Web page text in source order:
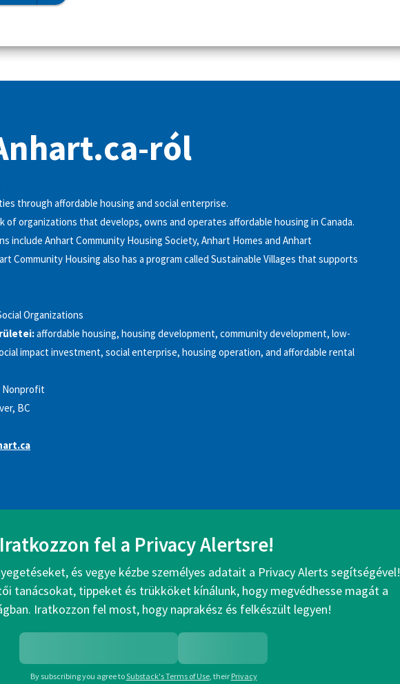
ról
through affordable housing and social enterprise.
of organizations that develops, owns and operates affordable housing in Canada.
include Anhart Community Housing Society, Anhart Homes and Anhart
Community Housing also has a program called Sustainable Villages that supports
Organizations
affordable housing, housing development, community development, low-
impact investment, social enterprise, housing operation, and affordable rental
Nonprofit
BC
Iratkozzon fel a Privacy Alertsre!
és vegye kézbe személyes adatait a Privacy Alerts segítségével!
tanácsokat, tippeket és trükköket kínálunk, hogy megvédhesse magát a
Iratkozzon fel most, hogy naprakész és felkészült legyen!
By subscribing you agree toSubstack's Terms of Use, their Privacy